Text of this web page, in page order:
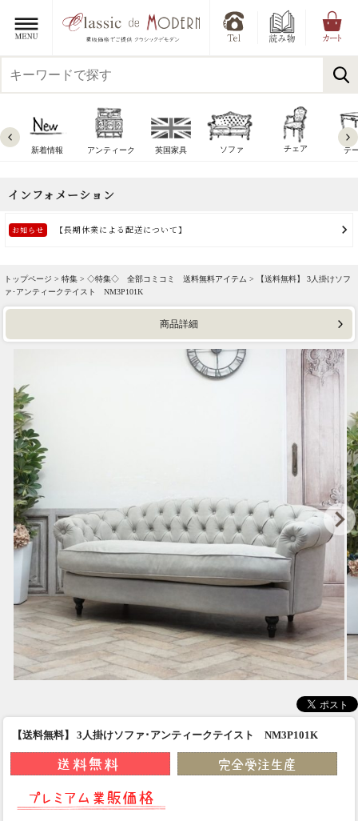
新着情報 アンティーク 英国家具 ソファ チェア テ
トップページ > 特集 > ◇特集◇ 全部コミコミ 送料無料アイテム > 【送料無料】 3人掛けソフ
ァ･アンティークテイスト NM3P101K
商品詳細
【送料無料】 3人掛けソファ･アンティークテイスト NM3P101K